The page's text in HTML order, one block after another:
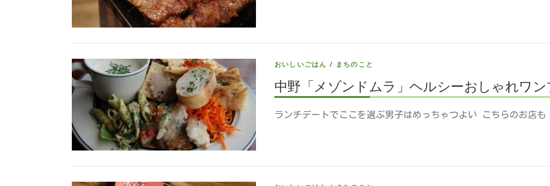
おいしいごはん / まちのこと
中野「メゾンドムラ」ヘルシーおしゃれワ
ランチデートでここを選ぶ男子はめっちゃつよい こちらのお店